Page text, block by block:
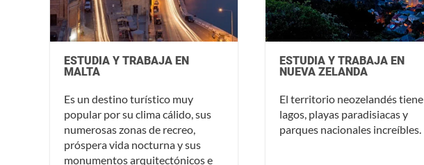
ESTUDIA Y TRABAJA EN
MALTA
Es un destino turístico muy
popular por su clima cálido, sus
numerosas zonas de recreo,
próspera vida nocturna y sus
monumentos arquitectónicos e
ESTUDIA Y TRABAJA EN
NUEVA ZELANDA
El territorio neozelandés tiene
lagos, playas paradisiacas y
parques nacionales increíbles.